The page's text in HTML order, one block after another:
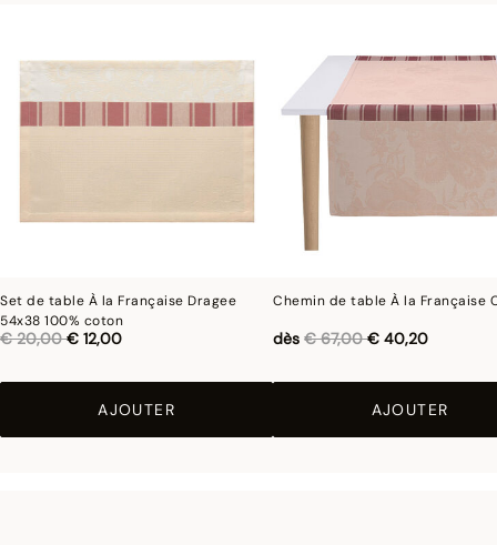
Set de table À la Française Dragee
54x38 100% coton
Réduction de
€ 20,00à
€ 12,00
AJOUTER
Chemin de table À la Française
dès Réduction de
€ 67,00à
€ 40,20
AJOUTER